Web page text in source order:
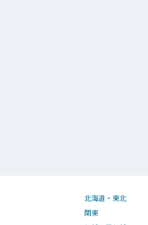
北海道・東北
関東